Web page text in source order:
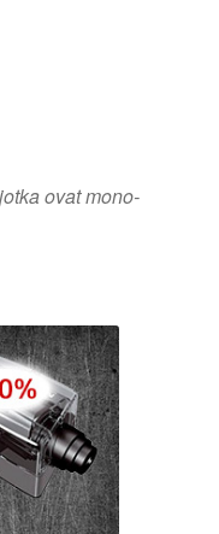
ovat mono-